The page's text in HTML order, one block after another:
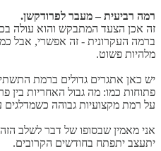
רמה רביעית – מעבר לפרודקשן.
זה אכן הצעד המתבקש והוא עולה
ברמה העקרונית - זה אפשרי, אבל
מלהיות פשוט.
יש כאן אתגרים גדולים ברמת
פתוחות כמו: מה גבול האחריות בין
על רמת מקצועיות גבוהה כשמדלגים
אני מאמין שבסופו של דבר לשלב
יתעצב יתפתח בחודשים הקרובים.